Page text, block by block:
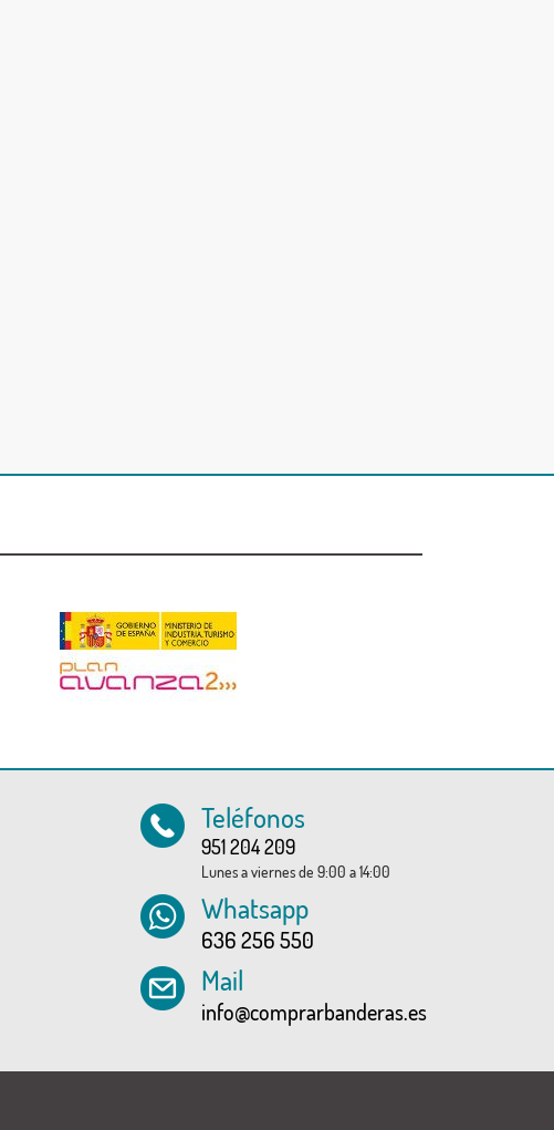
Teléfonos
951 204 209
Lunes a viernes de 9:00 a 14:00
Whatsapp
636 256 550
Mail
info@comprarbanderas.es